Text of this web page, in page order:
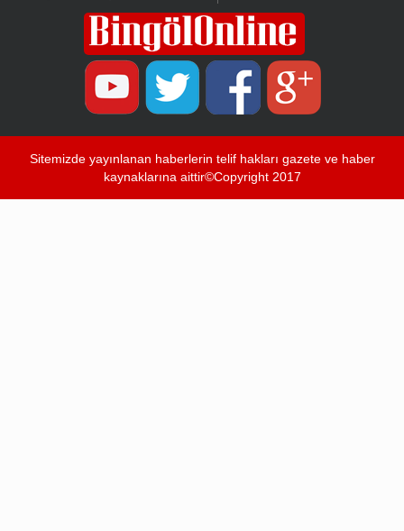
Sitemizde yayınlanan haberlerin telif hakları gazete ve haber
kaynaklarına aittir©Copyright 2017